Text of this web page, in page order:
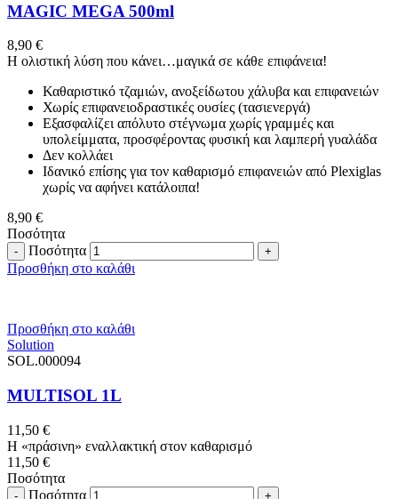
MAGIC MEGA 500ml
8,90 €
Η ολιστική λύση που κάνει…μαγικά σε κάθε επιφάνεια!
Καθαριστικό τζαμιών, ανοξείδωτου χάλυβα και επιφανειών
Χωρίς επιφανειοδραστικές ουσίες (τασιενεργά)
Εξασφαλίζει απόλυτο στέγνωμα χωρίς γραμμές και
υπολείμματα, προσφέροντας φυσική και λαμπερή γυαλάδα
Δεν κολλάει
Ιδανικό επίσης για τον καθαρισμό επιφανειών από Plexiglas
χωρίς να αφήνει κατάλοιπα!
8,90 €
Ποσότητα
Ποσότητα
Προσθήκη στο καλάθι
Προσθήκη στο καλάθι
Solution
SOL.000094
MULTISOL 1L
11,50 €
Η «πράσινη» εναλλακτική στον καθαρισμό
11,50 €
Ποσότητα
Ποσότητα